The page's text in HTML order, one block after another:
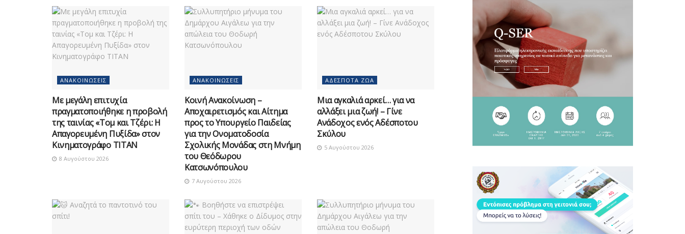
ΑΝΑΚΟΙΝΏΣΕΙΣ
Με μεγάλη επιτυχία
πραγματοποιήθηκε η προβολή
της ταινίας «Τομ και Τζέρι: Η
Απαγορευμένη Πυξίδα» στον
Κινηματογράφο ΤΙΤΑΝ
8 Αυγούστου 2026
ΑΝΑΚΟΙΝΏΣΕΙΣ
Κοινή Ανακοίνωση –
Αποχαιρετισμός και Αίτημα
προς το Υπουργείο Παιδείας
για την Ονοματοδοσία
Σχολικής Μονάδας στη Μνήμη
του Θεόδωρου
Κατσωνόπουλου
7 Αυγούστου 2026
ΑΔΈΣΠΟΤΑ ΖΏΑ
Μια αγκαλιά αρκεί… για να
αλλάξει μια ζωή! – Γίνε
Ανάδοχος ενός Αδέσποτου
Σκύλου
5 Αυγούστου 2026